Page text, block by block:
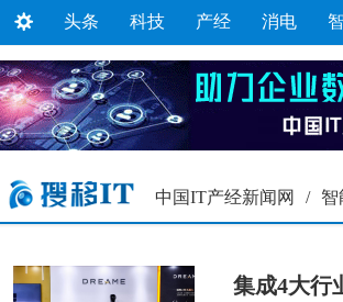
头条 科技 产经 消电
中国IT产经新闻网 / 智
集成4大行